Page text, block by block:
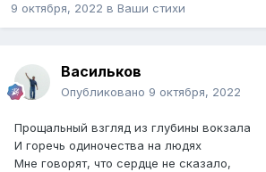
9 октября, 2022 в Ваши стихи
Васильков
Опубликовано 9 октября, 2022
Прощальный взгляд из глубины вокзала
И горечь одиночества на людях
Мне говорят, что сердце не сказало,